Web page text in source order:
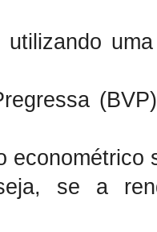
se a